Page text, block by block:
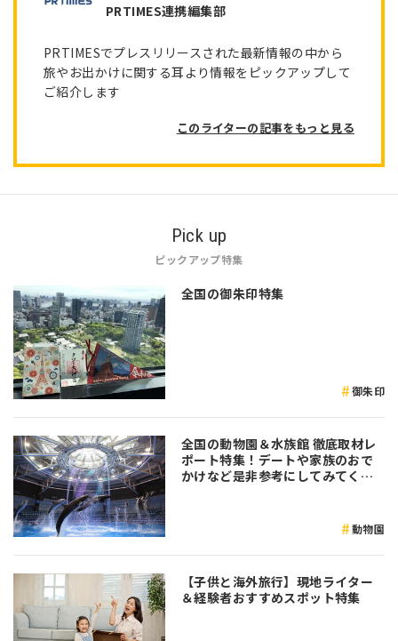
PRTIMES連携編集部
PRTIMESでプレスリリースされた最新情報の中から
旅やお出かけに関する耳より情報をピックアップして
ご紹介します
このライターの記事をもっと見る
Pick up
ピックアップ特集
全国の御朱印特集
御朱印
全国の動物園＆水族館 徹底取材レ
ポート特集！デートや家族のおで
かけなど是非参考にしてみてくだ
動物園
【子供と海外旅行】現地ライター
＆経験者おすすめスポット特集